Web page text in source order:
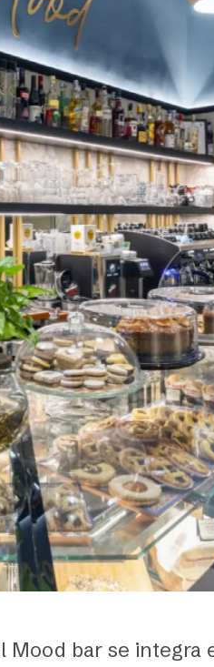
Mood bar se